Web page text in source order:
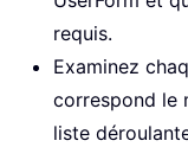
requis.
Examinez
correspond le
liste